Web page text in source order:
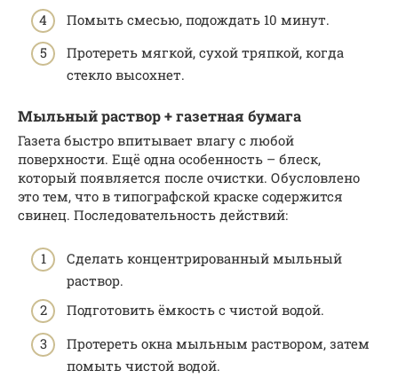
Помыть смесью, подождать 10 минут.
Протереть мягкой, сухой тряпкой, когда
стекло высохнет.
Мыльный раствор + газетная бумага
Газета быстро впитывает влагу с любой
поверхности. Ещё одна особенность – блеск,
который появляется после очистки. Обусловлено
это тем, что в типографской краске содержится
свинец. Последовательность действий:
Сделать концентрированный мыльный
раствор.
Подготовить ёмкость с чистой водой.
Протереть окна мыльным раствором, затем
помыть чистой водой.